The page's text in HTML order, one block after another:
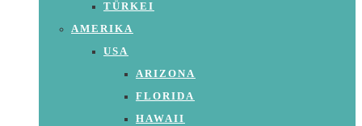
TÜRKEI
AMERIKA
USA
ARIZONA
FLORIDA
HAWAII